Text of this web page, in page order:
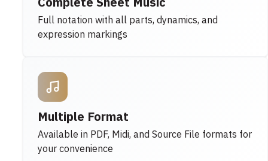
Full notation with all parts, dynamics, and
expression markings
Multiple Format
Available in PDF, Midi, and Source File formats for
your convenience